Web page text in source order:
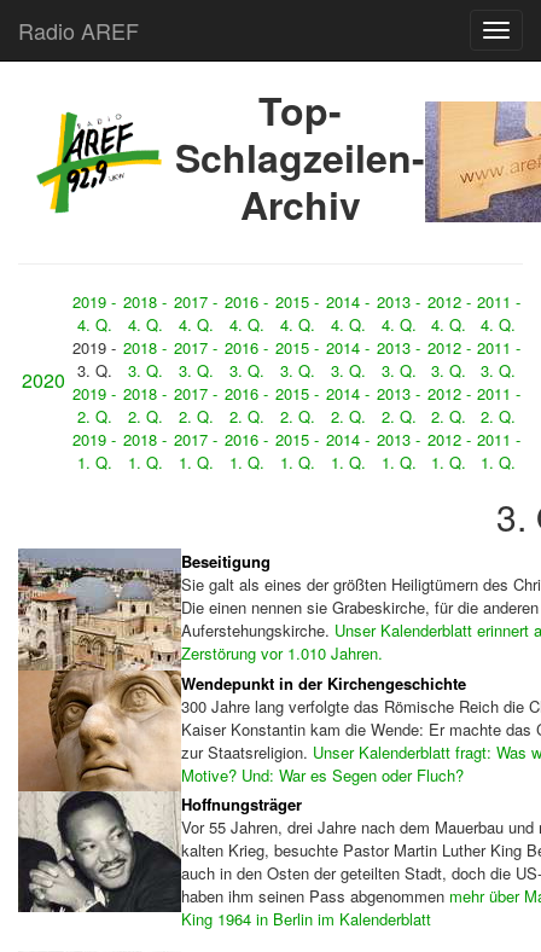
Radio AREF
Top-
Schlagzeilen-
Archiv
2020
2019 -
4. Q.
2019 -
3. Q.
2019 -
2. Q.
2019 -
1. Q.
2018 -
4. Q.
2018 -
3. Q.
2018 -
2. Q.
2018 -
1. Q.
2017 -
4. Q.
2017 -
3. Q.
2017 -
2. Q.
2017 -
1. Q.
2016 -
4. Q.
2016 -
3. Q.
2016 -
2. Q.
2016 -
1. Q.
2015 -
4. Q.
2015 -
3. Q.
2015 -
2. Q.
2015 -
1. Q.
2014 -
4. Q.
2014 -
3. Q.
2014 -
2. Q.
2014 -
1. Q.
2013 -
4. Q.
2013 -
3. Q.
2013 -
2. Q.
2013 -
1. Q.
2012 -
4. Q.
2012 -
3. Q.
2012 -
2. Q.
2012 -
1. Q.
2011 -
4. Q.
2011 -
3. Q.
2011 -
2. Q.
2011 -
1. Q.
3.
Beseitigung
Sie galt als eines der größten Heiligtümern des
Die einen nennen sie Grabeskirche, für die
Auferstehungskirche. Unser Kalenderblatt erinnert
Zerstörung vor 1.010 Jahren.
Wendepunkt in der Kirchengeschichte
300 Jahre lang verfolgte das Römische Reich die
Kaiser Konstantin kam die Wende: Er machte das
zur Staatsreligion. Unser Kalenderblatt fragt: Was
Motive? Und: War es Segen oder Fluch?
Hoffnungsträger
Vor 55 Jahren, drei Jahre nach dem Mauerbau
kalten Krieg, besuchte Pastor Martin Luther King
auch in den Osten der geteilten Stadt, doch die
haben ihm seinen Pass abgenommen mehr über
King 1964 in Berlin im Kalenderblatt